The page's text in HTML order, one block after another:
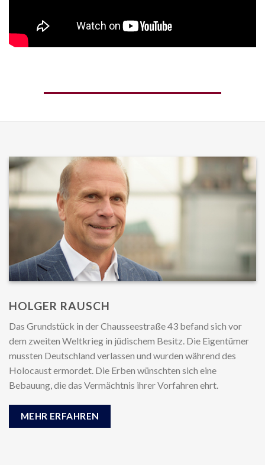
HOLGER RAUSCH
Das Grundstück in der Chausseestraße 43 befand sich vor
dem zweiten Weltkrieg in jüdischem Besitz. Die Eigentümer
mussten Deutschland verlassen und wurden während des
Holocaust ermordet. Die Erben wünschten sich eine
Bebauung, die das Vermächtnis ihrer Vorfahren ehrt.
MEHR ERFAHREN